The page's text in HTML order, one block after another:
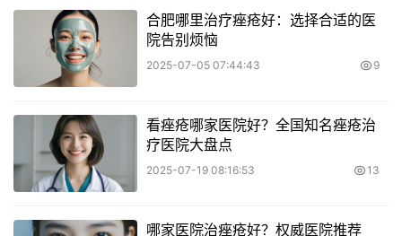
合肥哪里治疗痤疮好：选择合适的医
院告别烦恼
2025-07-05 07:44:43 9
看痤疮哪家医院好？全国知名痤疮治
疗医院大盘点
2025-07-19 08:16:53 13
哪家医院治痤疮好？权威医院推荐